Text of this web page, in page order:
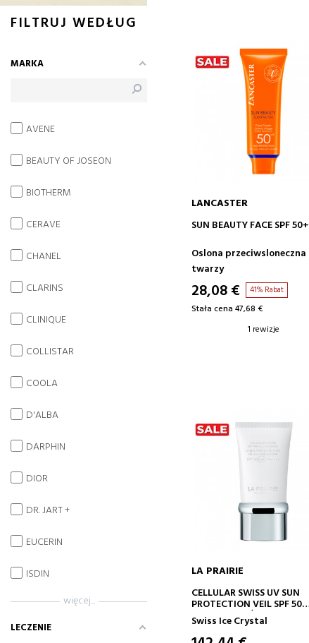
DODAJ DO KOSZYKA
LANCASTER
SUN BEAUTY FACE SPF 50+
Oslona przeciwsloneczna
twarzy
28,08 € 41% Rabat
Stała cena 47,68 €
1 rewizje
DODAJ DO KOSZYKA
LA PRAIRIE
CELLULAR SWISS UV SUN
PROTECTION VEIL SPF 50
KREM NAWILŻAJĄCY Z
OCHRONĄ
Swiss Ice Crystal
FILTRUJ WEDŁUG
MARKA
AVENE
BEAUTY OF JOSEON
BIOTHERM
CERAVE
CHANEL
CLARINS
CLINIQUE
COLLISTAR
COOLA
D'ALBA
DARPHIN
DIOR
DR. JART +
EUCERIN
ISDIN
więcej...
LECZENIE